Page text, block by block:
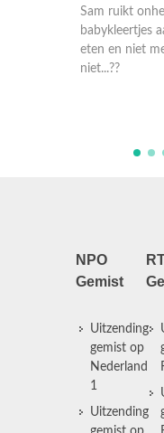
Marjolein
NPO
Gemist
Uitzending
gemist op
Nederland
1
Uitzending